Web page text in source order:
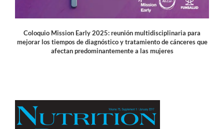
Coloquio Mission Early 2025: reunión multidisciplinaria para
mejorar los tiempos de diagnóstico y tratamiento de cánceres que
afectan predominantemente a las mujeres